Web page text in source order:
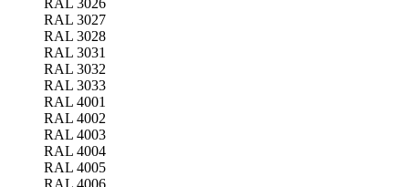
RAL 3027
RAL 3028
RAL 3031
RAL 3032
RAL 3033
RAL 4001
RAL 4002
RAL 4003
RAL 4004
RAL 4005
RAL 4006